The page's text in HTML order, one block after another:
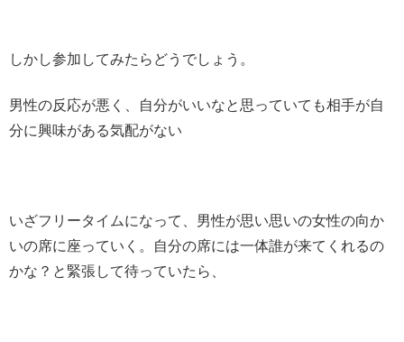
しかし参加してみたらどうでしょう。
男性の反応が悪く、自分がいいなと思っていても相手が自
分に興味がある気配がない
いざフリータイムになって、男性が思い思いの女性の向か
いの席に座っていく。自分の席には一体誰が来てくれるの
かな？と緊張して待っていたら、